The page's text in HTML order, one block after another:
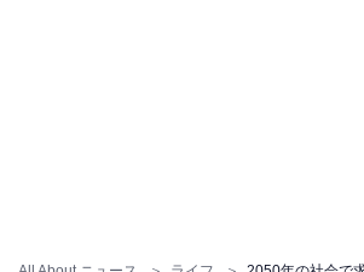
と同じように決まったマニュアルに従